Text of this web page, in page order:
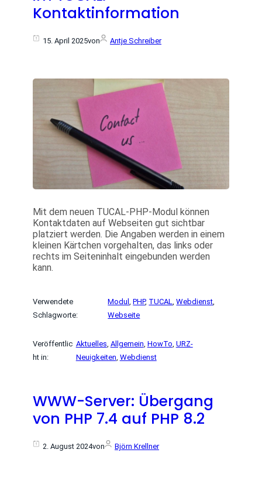
Kontaktinformation
15. April 2025von Antje Schreiber
Mit dem neuen TUCAL-PHP-Modul können
Kontaktdaten auf Webseiten gut sichtbar
platziert werden. Die Angaben werden in einem
kleinen Kärtchen vorgehalten, das links oder
rechts im Seiteninhalt eingebunden werden
kann.
Verwendete
Schlagworte:
Modul, PHP, TUCAL, Webdienst
Webseite
Veröffentlic
ht in:
Aktuelles, Allgemein, HowTo, URZ-
Neuigkeiten, Webdienst
WWW-Server: Übergang
von PHP 7.4 auf PHP 8.2
2. August 2024von Björn Krellner